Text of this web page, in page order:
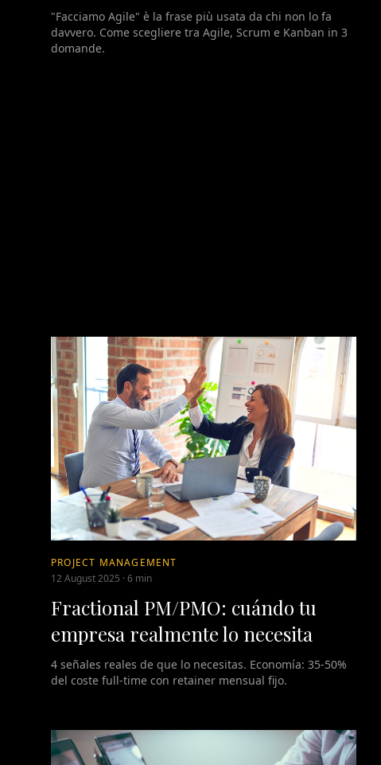
"Facciamo Agile" è la frase più usata da chi non lo fa
davvero. Come scegliere tra Agile, Scrum e Kanban in 3
domande.
PROJECT MANAGEMENT
12 August 2025 · 6 min
Fractional PM/PMO: cuándo tu
empresa realmente lo necesita
4 señales reales de que lo necesitas. Economía: 35-50%
del coste full-time con retainer mensual fijo.